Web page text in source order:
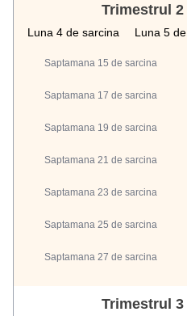
Trimestrul
Luna 4 de sarcina Luna 5
Saptamana 15 de sarcina
Saptamana 17 de sarcina
Saptamana 19 de sarcina
Saptamana 21 de sarcina
Saptamana 23 de sarcina
Saptamana 25 de sarcina
Saptamana 27 de sarcina
Trimestrul